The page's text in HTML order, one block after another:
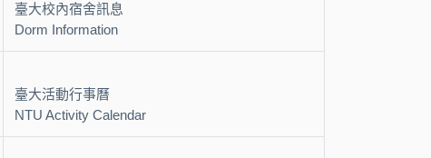
臺大校內宿舍訊息
Dorm Information
臺大活動行事曆
NTU Activity Calendar